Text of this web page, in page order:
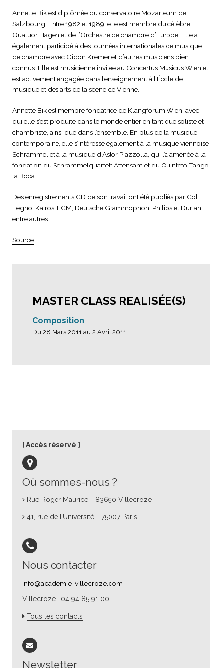
Annette Bik est diplômée du conservatoire Mozarteum de
Salzbourg. Entre 1982 et 1989, elle est membre du célèbre
Quatuor Hagen et de l’Orchestre de chambre d’Europe. Elle a
également participé à des tournées internationales de musique
de chambre avec Gidon Kremer et d’autres musiciens bien
connus. Elle est musicienne invitée au Concertus Musicus Wien et
est activement engagée dans l’enseignement à l’École de
musique et des arts de la scène de Vienne.
Annette Bik est membre fondatrice de Klangforum Wien, avec
qui elle s’est produite dans le monde entier en tant que soliste et
chambriste, ainsi que dans l’ensemble. En plus de la musique
contemporaine, elle s’intéresse également à la musique viennoise
Schrammel et à la musique d’Astor Piazzolla, qui l’a amenée à la
fondation du Schrammelquartett Attensam et du Quinteto Tango
la Boca.
Des enregistrements CD de son travail ont été publiés par Col
Legno, Kairos, ECM, Deutsche Grammophon, Philips et Durian,
entre autres.
Source
MASTER CLASS REALISÉE(S)
Composition
Du 28 Mars 2011 au 2 Avril 2011
Où sommes-nous ?
Rue Roger Maurice - 83690 Villecroze
41, rue de l’Université - 75007 Paris
Nous contacter
info@academie-villecroze.com
Villecroze : 04 94 85 91 00
Tous les contacts
Newsletter
Accès réservé